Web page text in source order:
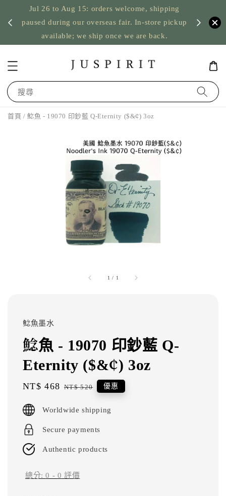
Jul 26 to Aug 15: orders welcome, shipping
paused during our overseas fair. In-store pickup
available; we ship once we are back.
US
搜尋
首頁 / 鯰魚 - 19070 印鈔藍 Q-Eternity ($&¢) 3oz
1 / 1
鯰魚墨水
鯰魚 - 19070 印鈔藍 Q-
Eternity ($&¢) 3oz
Sale
NT$ 468 Regular
NT$ 520 優惠
Worldwide shipping
Secure payments
Authentic products
總分:0 - 0 評價